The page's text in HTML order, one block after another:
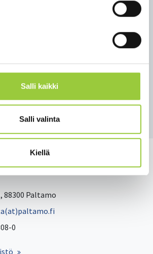
Salli kaikki
Salli valinta
Kiellä
Vuo­kat­ti Spor­tin toi­mi­tus­joh­ta­ja
29.1.2021 tiedote luettavissa myös
88300 Paltamo
0